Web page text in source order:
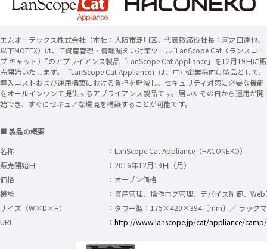
エムオーテックス株式会社（本社：大阪市淀川区、代表取締役社長：河之口達也、
以下MOTEX）は、IT資産管理・情報漏えい対策ツール“LanScope Cat（ランスコー
プ キャット）”のアプライアンス製品「LanScope Cat Appliance」を12月19日に販
売開始いたします。「LanScope Cat Appliance」は、中小企業様向け製品として、
導入コストおよび運用構築における負担を軽減し、セキュリティ対策に必要な機能
をオールインワンで提供するアプライアンス製品です。届いたその日から運用が開
始でき、すぐにセキュアな環境を構築することが可能です。
■ 製品の概要
名称
：LanScope Cat Appliance（HACONEKO）
販売開始日
：2016年12月19日（月）
価格
：オープン価格
機能
：資産管理、操作ログ管理、デバイス制御、
サイズ（W×D×H）
：タワー型：175×420×394〔mm〕／ ラック
URL
： http://www.lanscope.jp/cat/appliance/camp/